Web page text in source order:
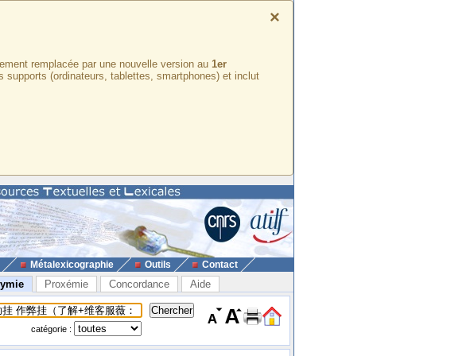
×
remplacée par une nouvelle version au 1er
supports (ordinateurs, tablettes, smartphones) et inclut
Métalexicographie Outils Contact
Proxémie Concordance Aide
catégorie :